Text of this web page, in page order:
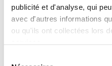
publicité et d'analyse, qui
avec d'autres informations
ou qu'ils ont collectées lors
Mission G2 PRO
Mission G2 DCE/ACT
Mission G4
Inventaire et caractérisation
Réalisation d'un modèle 3D
solutions de sécurisation